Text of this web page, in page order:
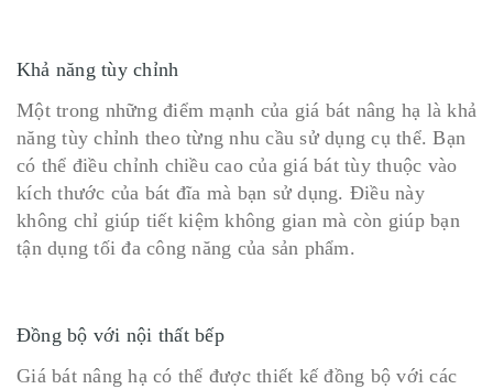
Khả năng tùy chỉnh
Một trong những điểm mạnh của giá bát nâng hạ là khả
năng tùy chỉnh theo từng nhu cầu sử dụng cụ thể. Bạn
có thể điều chỉnh chiều cao của giá bát tùy thuộc vào
kích thước của bát đĩa mà bạn sử dụng. Điều này
không chỉ giúp tiết kiệm không gian mà còn giúp bạn
tận dụng tối đa công năng của sản phẩm.
Đồng bộ với nội thất bếp
Giá bát nâng hạ có thể được thiết kế đồng bộ với các